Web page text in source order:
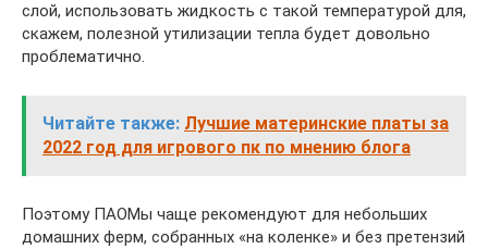
слой, использовать жидкость с такой температурой для,
скажем, полезной утилизации тепла будет довольно
проблематично.
Читайте также: Лучшие материнские платы за
2022 год для игрового пк по мнению блога
Поэтому ПАОМы чаще рекомендуют для небольших
домашних ферм, собранных «на коленке» и без претензий